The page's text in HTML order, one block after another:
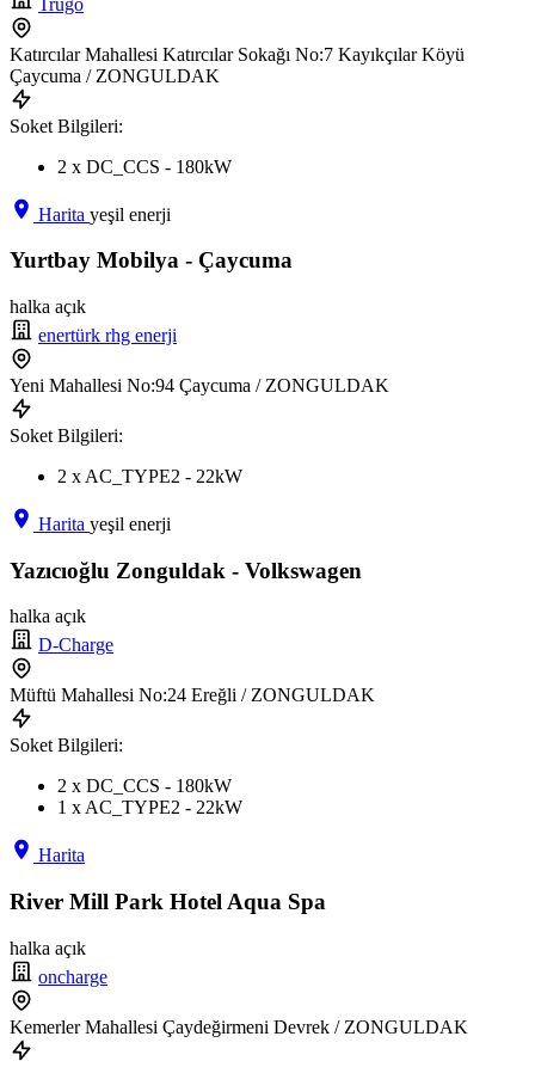
Katırcılar Mahallesi Katırcılar Sokağı No:7 Kayıkçılar Köyü
Çaycuma / ZONGULDAK
Soket Bilgileri:
2 x DC_CCS - 180kW
Harita yeşil enerji
Yurtbay Mobilya - Çaycuma
halka açık
enertürk rhg enerji
Yeni Mahallesi No:94 Çaycuma / ZONGULDAK
Soket Bilgileri:
2 x AC_TYPE2 - 22kW
Harita yeşil enerji
Yazıcıoğlu Zonguldak - Volkswagen
halka açık
D-Charge
Müftü Mahallesi No:24 Ereğli / ZONGULDAK
Soket Bilgileri:
2 x DC_CCS - 180kW
1 x AC_TYPE2 - 22kW
Harita
River Mill Park Hotel Aqua Spa
halka açık
oncharge
Kemerler Mahallesi Çaydeğirmeni Devrek / ZONGULDAK